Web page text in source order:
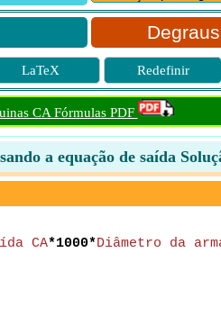
Degraus
LaTeX Redefinir
CA Fórmulas PDF
a equação de saída
CA*1000*Diâmetro da